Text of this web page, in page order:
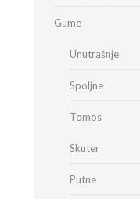
Gume
Unutrašnje
Spoljne
Tomos
Skuter
Putne